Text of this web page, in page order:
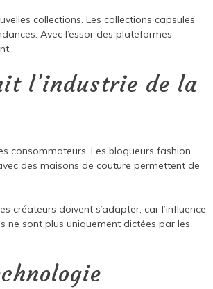
collections. Les collections capsules
Avec l’essor des plateformes
l’industrie de la
consommateurs. Les blogueurs fashion
des maisons de couture permettent de
créateurs doivent s’adapter, car l’influence
ne sont plus uniquement dictées par les